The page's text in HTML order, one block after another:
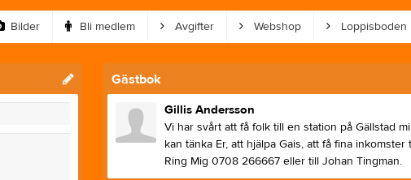
Bilder Bli medlem Avgifter Webshop Loppisboden
Gästbok
Gillis Andersson
Vi har svårt att få folk till en station på Gällstad
kan tänka Er, att hjälpa Gais, att få fina
Ring Mig 0708 266667 eller till Johan Tingman.